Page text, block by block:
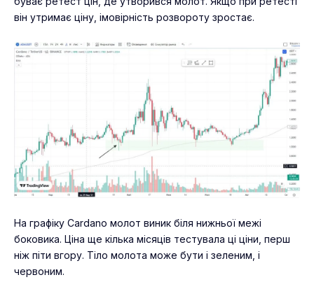
він утримає ціну, імовірність розвороту зростає.
На графіку Cardano молот виник біля нижньої межі
боковика. Ціна ще кілька місяців тестувала ці ціни, перш
ніж піти вгору. Тіло молота може бути і зеленим, і
червоним.